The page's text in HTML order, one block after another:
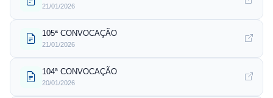
21/01/2026
105ª CONVOCAÇÃO
21/01/2026
104ª CONVOCAÇÃO
20/01/2026